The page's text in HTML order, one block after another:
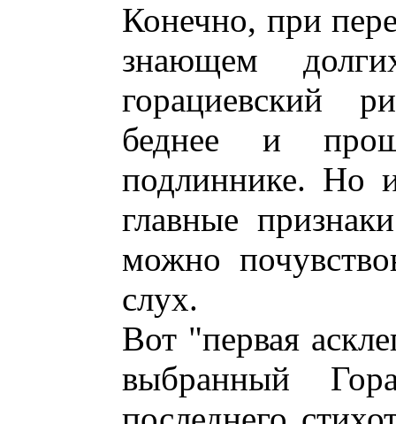
Конечно, при
знающем
горациевский
беднее и
подлиннике. Но
главные
можно
слух.
Вот "первая
выбранный